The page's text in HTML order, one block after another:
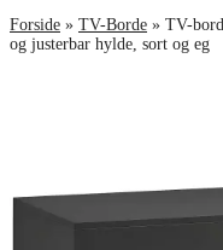
Forside » TV-Borde » TV-
og justerbar hylde, sort og eg